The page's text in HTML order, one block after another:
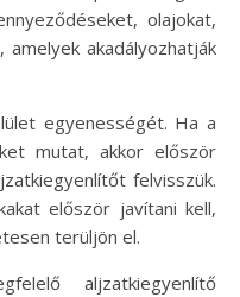
olajokat,
akadályozhatják
egyenességét. Ha a
mutat, akkor először
felvisszük.
először javítani kell,
terüljön el.
aljzatkiegyenlítő